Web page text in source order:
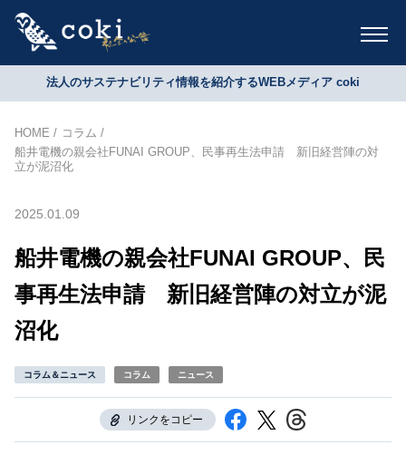
法人のサステナビリティ情報を紹介するWEBメディア coki
HOME
コラム
船井電機の親会社FUNAI GROUP、民事再生法申請 新旧経営陣の対
立が泥沼化
2025.01.09
船井電機の親会社FUNAI GROUP、民
事再生法申請 新旧経営陣の対立が泥
沼化
コラム＆ニュース コラム ニュース
リンクをコピー